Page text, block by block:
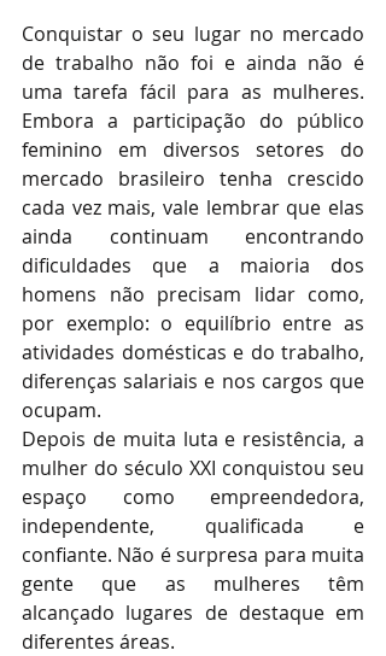
Conquistar o seu lugar no mercado
de trabalho não foi e ainda não é
uma tarefa fácil para as mulheres.
Embora a participação do público
feminino em diversos setores do
mercado brasileiro tenha crescido
cada vez mais, vale lembrar que elas
ainda continuam encontrando
dificuldades que a maioria dos
homens não precisam lidar como,
por exemplo: o equilíbrio entre as
atividades domésticas e do trabalho,
diferenças salariais e nos cargos que
ocupam.
Depois de muita luta e resistência, a
mulher do século XXI conquistou seu
espaço como empreendedora,
independente, qualificada e
confiante. Não é surpresa para muita
gente que as mulheres têm
alcançado lugares de destaque em
diferentes áreas.